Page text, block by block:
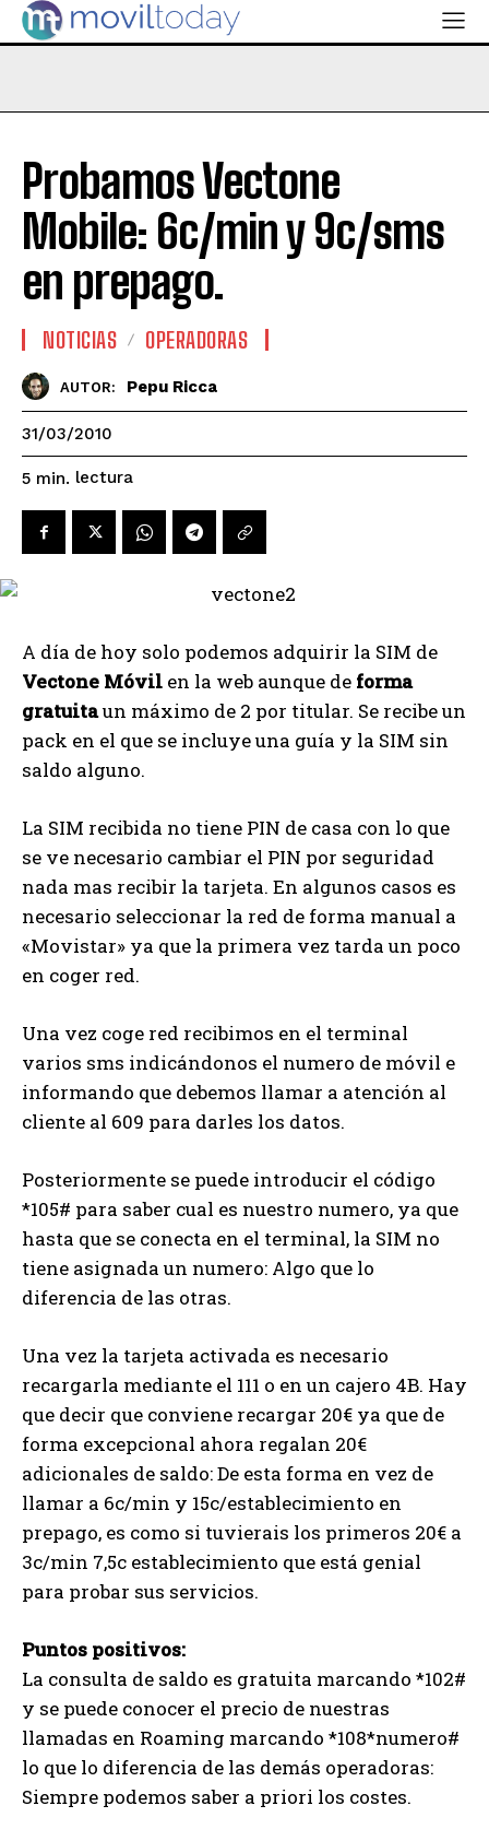
Probamos Vectone
Mobile: 6c/min y 9c/sms
en prepago.
NOTICIAS OPERADORAS
AUTOR: Pepu Ricca
31/03/2010
5 min. lectura
A día de hoy solo podemos adquirir la SIM de
Vectone Móvil en la web aunque de forma
gratuitaun máximo de 2 por titular. Se recibe un
pack en el que se incluye una guía y la SIM sin
saldo alguno.
La SIM recibida no tiene PIN de casa con lo que
se ve necesario cambiar el PIN por seguridad
nada mas recibir la tarjeta. En algunos casos es
necesario seleccionar la red de forma manual a
«Movistar» ya que la primera vez tarda un poco
en coger red.
Una vez coge red recibimos en el terminal
varios sms indicándonos el numero de móvil e
informando que debemos llamar a atención al
cliente al 609 para darles los datos.
Posteriormente se puede introducir el código
*105# para saber cual es nuestro numero, ya que
hasta que se conecta en el terminal, la SIM no
tiene asignada un numero: Algo que lo
diferencia de las otras.
Una vez la tarjeta activada es necesario
recargarla mediante el 111 o en un cajero 4B. Hay
que decir que conviene recargar 20€ ya que de
forma excepcional ahora regalan 20€
adicionales de saldo: De esta forma en vez de
llamar a 6c/min y 15c/establecimiento en
prepago, es como si tuvierais los primeros 20€ a
3c/min 7,5c establecimiento que está genial
para probar sus servicios.
Puntos positivos:
La consulta de saldo es gratuita marcando *102#
y se puede conocer el precio de nuestras
llamadas en Roaming marcando *108*numero#
lo que lo diferencia de las demás operadoras:
Siempre podemos saber a priori los costes.